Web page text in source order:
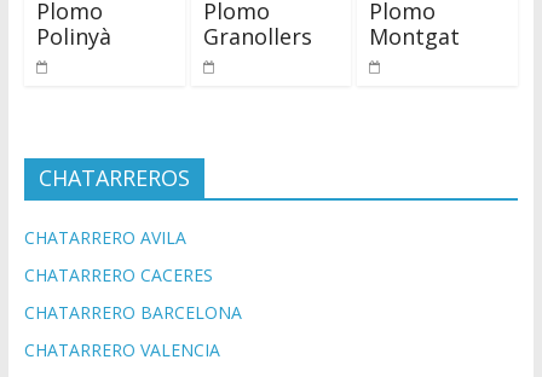
Plomo
Polinyà
Plomo
Granollers
Plomo
Montgat
CHATARREROS
CHATARRERO AVILA
CHATARRERO CACERES
CHATARRERO BARCELONA
CHATARRERO VALENCIA